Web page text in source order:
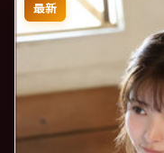
最新